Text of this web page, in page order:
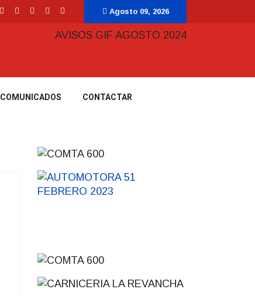
Agosto 09, 2026
COMUNICADOS CONTACTAR